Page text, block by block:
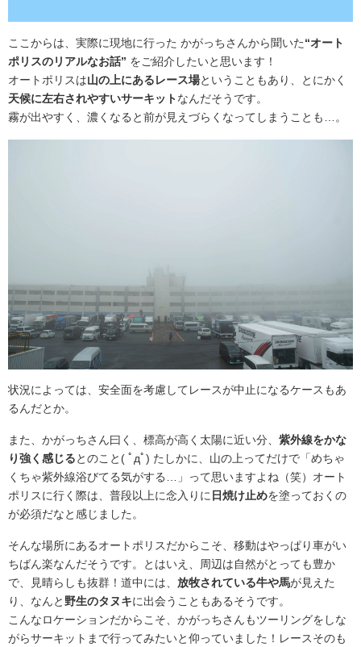
ここからは、実際に現地に行った かがっちさんから聞いた“オート
ポリスのリアルなお話” をご紹介したいと思います！
オートポリスは山の上にあるレース場ということもあり、とにかく
天候に左右されやすいサーキットなんだそうです。
霧が出やすく、濃くなると前が見えづらくなってしまうことも…。
状況によっては、安全面を考慮してレースが中止になるケースもあ
るんだとか。
また、かがっちさん曰く、標高が高く太陽に近い分、 紫外線をかな
り強く感じるとのこと( ﾟдﾟ) たしかに、山の上ってだけで「めちゃ
くちゃ紫外線浴びてる気がする…」って思いますよね（笑）オート
ポリスに行く際は、普段以上に念入りに 日焼け止めを塗っておくの
が必須だなと感じました。
そんな場所にあるオートポリスだからこそ、移動はやっぱり車がい
ちばん楽なんだそうです。とはいえ、周辺は自然がとっても豊か
で、見晴らしも抜群！道中には、 放牧されている牛や馬が見えた
り、なんと野生のタヌキに出会うこともあるそうです。
こんなロケーションだからこそ、かがっちさんもツーリングをしな
がらサーキットまで行ってみたいと仰っていました！レースそのも